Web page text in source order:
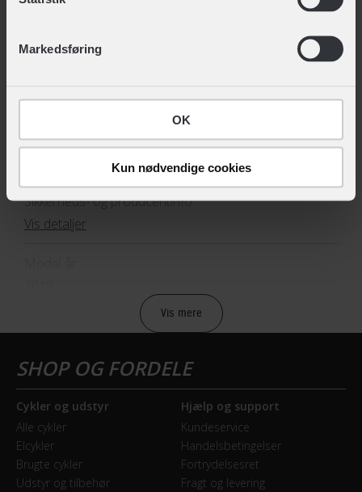
ændre det ved at klikke på linket "Brug af cookies"
Markedsføring
OK
Kun nødvendige cookies
TEKNISKE SPECIFIKATIONER
BASISINFORMATION
5707965233911, 5707965233904
Hovedprodukt ID
12-9101889448
Sikkerheds- og producentinfo
Vis detaljer
BREMSER
Bagbremse
Fodbremse
Forbremse
Mekanisk fælgbremse
Vis mere
Cykler og udstyr
Alle cykler
Elcykler
Brugte cykler
Udstyr og tilbehør
Hjælp og support
Kundeservice
Handelsbetingelser
Fortrydelsesret
Fragt og levering